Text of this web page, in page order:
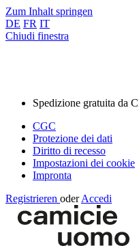
Zum Inhalt springen
DE FR IT
Chiudi finestra
Spedizione gratuita da
CGC
Protezione dei dati
Diritto di recesso
Impostazioni dei cookie
Impronta
Registrieren oder Accedi